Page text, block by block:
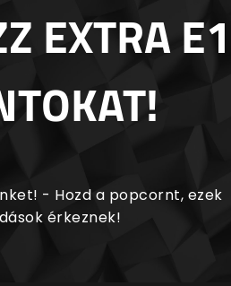
EXTRA E1
- Hozd a popcornt, ezek
érkeznek!